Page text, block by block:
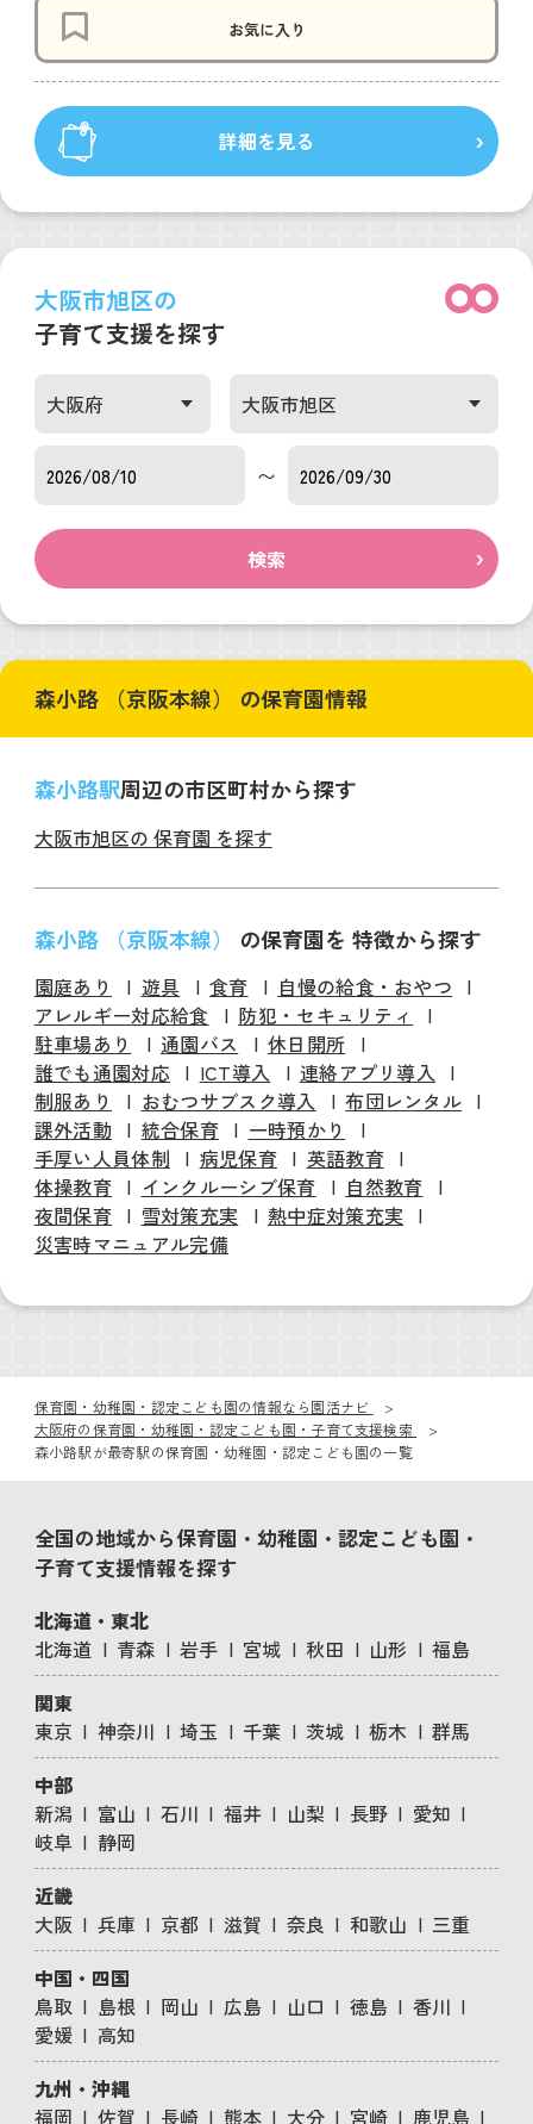
お気に入り
詳細を見る
大阪市旭区の
子育て支援を探す
〜
検索
森小路 （京阪本線） の保育園情報
森小路駅周辺の市区町村から探す
大阪市旭区の 保育園 を探す
森小路 （京阪本線） の保育園を 特徴から探す
園庭あり 遊具 食育
自慢の給食・おやつ
アレルギー対応給食
防犯・セキュリティ
駐車場あり
通園バス
休日開所
誰でも通園対応
ICT導入
連絡アプリ導入
制服あり
おむつサブスク導入
布団レンタル
課外活動
統合保育
一時預かり
手厚い人員体制
病児保育
英語教育
体操教育
インクルーシブ保育
自然教育
夜間保育
雪対策充実
熱中症対策充実
災害時マニュアル完備
保育園・幼稚園・認定こども園の情報なら園活ナビ
大阪府の保育園・幼稚園・認定こども園・子育て支援検索
森小路駅が最寄駅の保育園・幼稚園・認定こども園の一覧
全国の地域から保育園・幼稚園・認定こども園・
子育て支援情報を探す
北海道・東北
北海道
青森 岩手 宮城 秋田 山形
福島
関東
東京
神奈川 埼玉 千葉 茨城 栃木
群馬
中部
新潟
富山 石川 福井 山梨 長野
愛知
岐阜
静岡
近畿
大阪
兵庫 京都 滋賀 奈良 和歌山
三重
中国・四国
鳥取
島根 岡山 広島 山口 徳島
香川
愛媛
高知
九州・沖縄
福岡
佐賀 長崎 熊本 大分 宮崎 鹿児島